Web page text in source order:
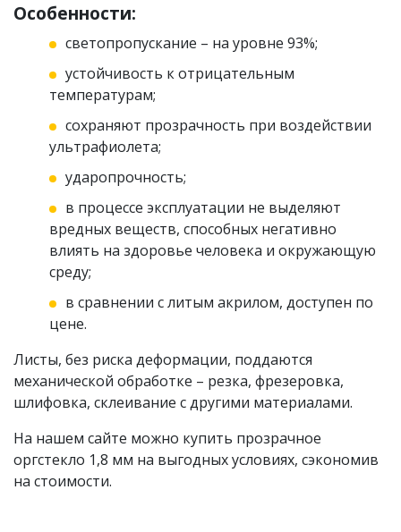
Особенности:
светопропускание – на уровне 93%;
устойчивость к отрицательным
температурам;
сохраняют прозрачность при воздействии
ультрафиолета;
ударопрочность;
в процессе эксплуатации не выделяют
вредных веществ, способных негативно
влиять на здоровье человека и окружающую
среду;
в сравнении с литым акрилом, доступен по
цене.
Листы, без риска деформации, поддаются
механической обработке – резка, фрезеровка,
шлифовка, склеивание с другими материалами.
На нашем сайте можно купить прозрачное
оргстекло 1,8 мм на выгодных условиях, сэкономив
на стоимости.